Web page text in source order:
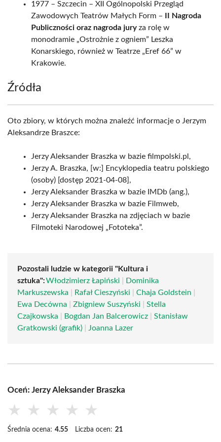
1977 – Szczecin – XII Ogólnopolski Przegląd
Zawodowych Teatrów Małych Form –
II Nagroda
Publiczności oraz nagroda juryza rolę w
monodramie „Ostrożnie z ogniem” Leszka
Konarskiego, również w Teatrze „Eref 66” w
Krakowie.
Źródła
Oto zbiory, w których można znaleźć informacje o Jerzym
Aleksandrze Braszce:
Jerzy Aleksander Braszka w bazie filmpolski.pl,
Jerzy A. Braszka, [w:] Encyklopedia teatru polskiego
(osoby) [dostęp 2021-04-08],
Jerzy Aleksander Braszka w bazie IMDb (ang.),
Jerzy Aleksander Braszka w bazie Filmweb,
Jerzy Aleksander Braszka na zdjęciach w bazie
Filmoteki Narodowej „Fototeka”.
Pozostali ludzie w kategorii "Kultura i
sztuka":Włodzimierz Łapiński
Dominika
Markuszewska
Rafał Cieszyński Chaja Goldstein
Ewa Decówna
Zbigniew Suszyński
Stella
Czajkowska
Bogdan Jan Balcerowicz
Stanisław
Gratkowski (grafik)
Joanna Lazer
Oceń: Jerzy Aleksander Braszka
★ ★ ★ ★ ★
Średnia ocena: 4.55 Liczba ocen: 21